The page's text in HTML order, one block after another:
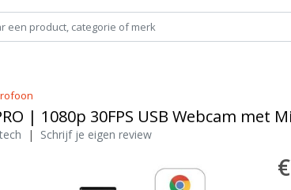
| 1080p 30FPS USB Webcam met
| Schrijf je eigen review